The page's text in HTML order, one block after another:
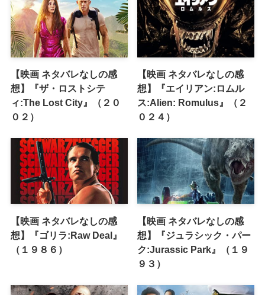
【映画 ネタバレなしの感
想】『ザ・ロストシテ
ィ:The Lost City』（２０
０２）
【映画 ネタバレなしの感
想】『エイリアン:ロムル
ス:Alien: Romulus』（２
０２４）
【映画 ネタバレなしの感
想】『ゴリラ:Raw Deal』
（１９８６）
【映画 ネタバレなしの感
想】『ジュラシック・パー
ク:Jurassic Park』（１９
９３）